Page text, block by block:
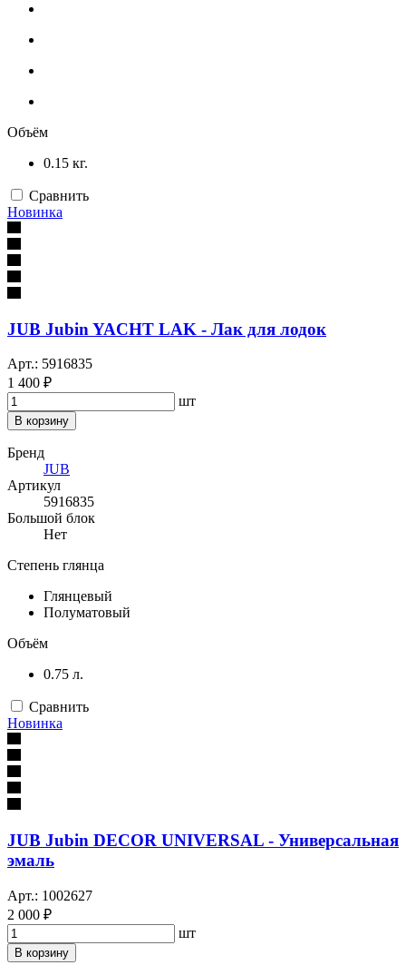
Объём
0.15 кг.
Сравнить
Новинка
JUB Jubin YACHT LAK - Лак для лодок
Арт.: 5916835
1 400 ₽
шт
В корзину
Бренд
JUB
Артикул
5916835
Большой блок
Нет
Степень глянца
Глянцевый
Полуматовый
Объём
0.75 л.
Сравнить
Новинка
JUB Jubin DECOR UNIVERSAL - Универсальная
эмаль
Арт.: 1002627
2 000 ₽
шт
В корзину